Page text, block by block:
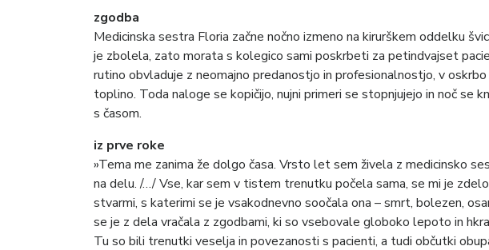
zgodba
Medicinska sestra Floria začne nočno izmeno na kirurškem oddelku
je zbolela, zato morata s kolegico sami poskrbeti za petindvajset
rutino obvladuje z neomajno predanostjo in profesionalnostjo, v
toplino. Toda naloge se kopičijo, nujni primeri se stopnjujejo in noč se
s časom.
iz prve roke
»Tema me zanima že dolgo časa. Vrsto let sem živela z medicinsko
na delu. /…/ Vse, kar sem v tistem trenutku počela sama, se mi je
stvarmi, s katerimi se je vsakodnevno soočala ona – smrt, bolezen,
se je z dela vračala z zgodbami, ki so vsebovale globoko lepoto in
Tu so bili trenutki veselja in povezanosti s pacienti, a tudi občutki